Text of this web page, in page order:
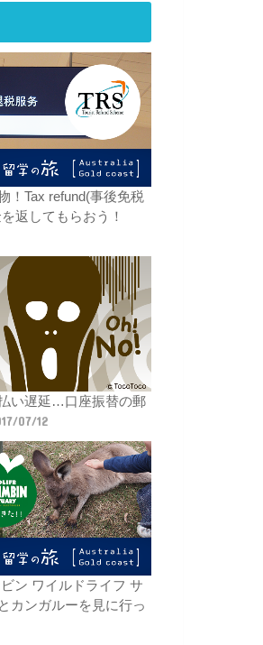
！Tax refund(事後免税
返してもらおう！
い遅延…口座振替の郵
07/12
ン ワイルドライフ サ
カンガルーを見に行っ